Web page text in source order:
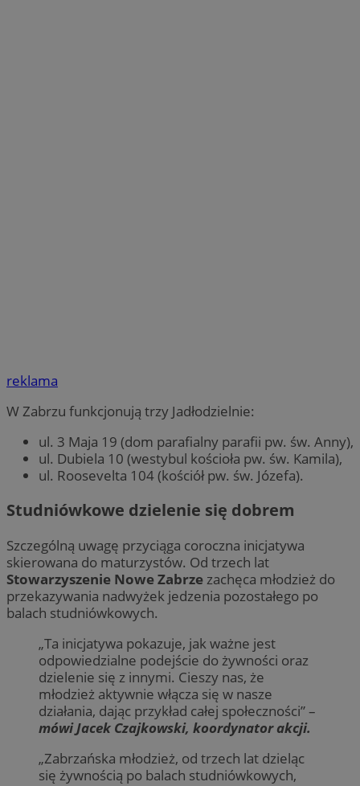
reklama
W Zabrzu funkcjonują trzy Jadłodzielnie:
ul. 3 Maja 19 (dom parafialny parafii pw. św. Anny),
ul. Dubiela 10 (westybul kościoła pw. św. Kamila),
ul. Roosevelta 104 (kościół pw. św. Józefa).
Studniówkowe dzielenie się dobrem
Szczególną uwagę przyciąga coroczna inicjatywa
skierowana do maturzystów. Od trzech lat
Stowarzyszenie Nowe Zabrze zachęca młodzież do
przekazywania nadwyżek jedzenia pozostałego po
balach studniówkowych.
„Ta inicjatywa pokazuje, jak ważne jest
odpowiedzialne podejście do żywności oraz
dzielenie się z innymi. Cieszy nas, że
młodzież aktywnie włącza się w nasze
działania, dając przykład całej społeczności” –
mówi Jacek Czajkowski, koordynator akcji.
„Zabrzańska młodzież, od trzech lat dzieląc
się żywnością po balach studniówkowych,